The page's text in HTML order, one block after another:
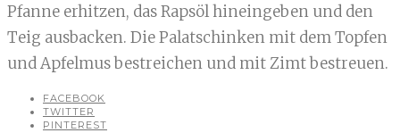
Pfanne erhitzen, das Rapsöl hineingeben und den
Teig ausbacken. Die Palatschinken mit dem Topfen
und Apfelmus bestreichen und mit Zimt bestreuen.
FACEBOOK
TWITTER
PINTEREST